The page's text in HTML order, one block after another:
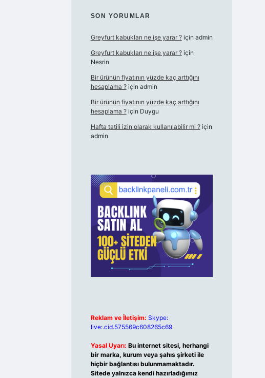
SON YORUMLAR
Greyfurt kabukları ne işe yarar ?için admin
Greyfurt kabukları ne işe yarar ?için
Nesrin
Bir ürünün fiyatının yüzde kaç arttığını
hesaplama ?için admin
Bir ürünün fiyatının yüzde kaç arttığını
hesaplama ?için Duygu
Hafta tatili izin olarak kullanılabilir mi ?için
admin
Reklam ve İletişim: Skype:
live:.cid.575569c608265c69
Yasal Uyarı: Bu internet sitesi, herhangi
bir marka, kurum veya şahıs şirketi ile
hiçbir bağlantısı bulunmamaktadır.
Sitede yalnızca kendi hazırladığımız